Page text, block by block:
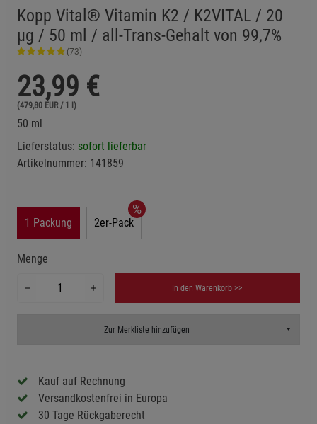
Kopp Vital® Vitamin K2 / K2VITAL / 20
µg / 50 ml / all-Trans-Gehalt von 99,7%
(73)
23,99 €
(479,80 EUR / 1 l)
50 ml
Lieferstatus: sofort lieferbar
Artikelnummer: 141859
1 Packung 2er-Pack
Menge
In den Warenkorb >>
Zur Merkliste hinzufügen Toggle
Kauf auf Rechnung
Versandkostenfrei in Europa
30 Tage Rückgaberecht